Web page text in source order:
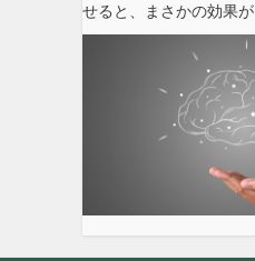
せると、まさかの効果が